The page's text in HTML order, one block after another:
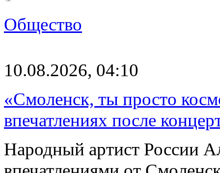
Общество
10.08.2026, 04:10
«Смоленск, ты просто
впечатлениях после
Народный артист России